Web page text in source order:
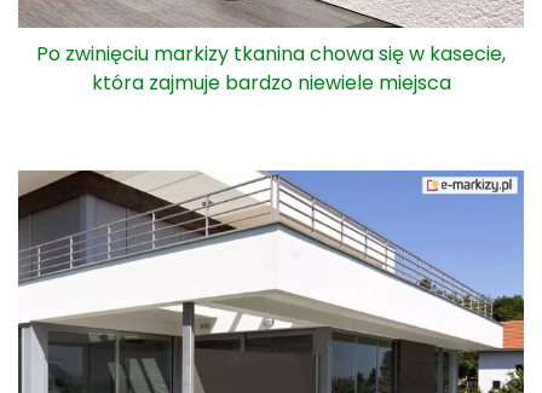
Po zwinięciu markizy tkanina chowa się w kasecie,
która zajmuje bardzo niewiele miejsca